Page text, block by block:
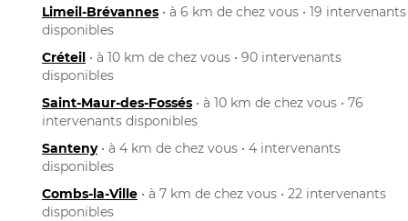
Limeil-Brévannes • à 6 km de chez vous • 19 intervenants
disponibles
Créteil • à 10 km de chez vous • 90 intervenants
disponibles
Saint-Maur-des-Fossés • à 10 km de chez vous • 76
intervenants disponibles
Santeny• à 4 km de chez vous • 4 intervenants
disponibles
Combs-la-Ville • à 7 km de chez vous • 22 intervenants
disponibles